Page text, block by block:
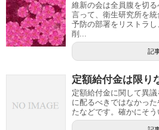
維新の会は全員腹を切
言って、衛生研究所を
予防の部署をリストラ
削...
記
定額給付金は限り
定額給付金に関して異
に配るべきではなかっ
たなどです。確かにそ